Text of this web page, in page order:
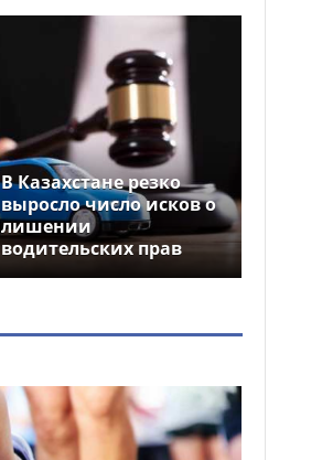
В Казахстане резко
выросло число исков о
лишении
водительских прав